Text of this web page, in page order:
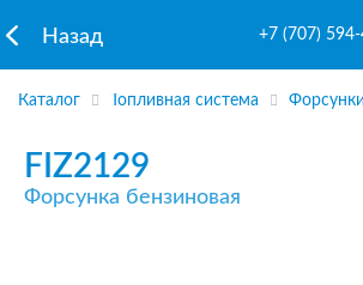
Назад +7 (707)
Каталог Топливная система Форсунки
FIZ2129
Форсунка бензиновая